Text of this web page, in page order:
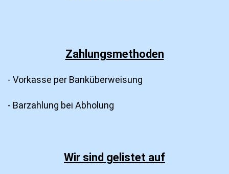
Zahlungsmethoden
- Vorkasse per Banküberweisung
- Barzahlung bei Abholung
Wir sind gelistet auf